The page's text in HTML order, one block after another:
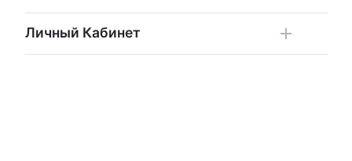
Личный Кабинет